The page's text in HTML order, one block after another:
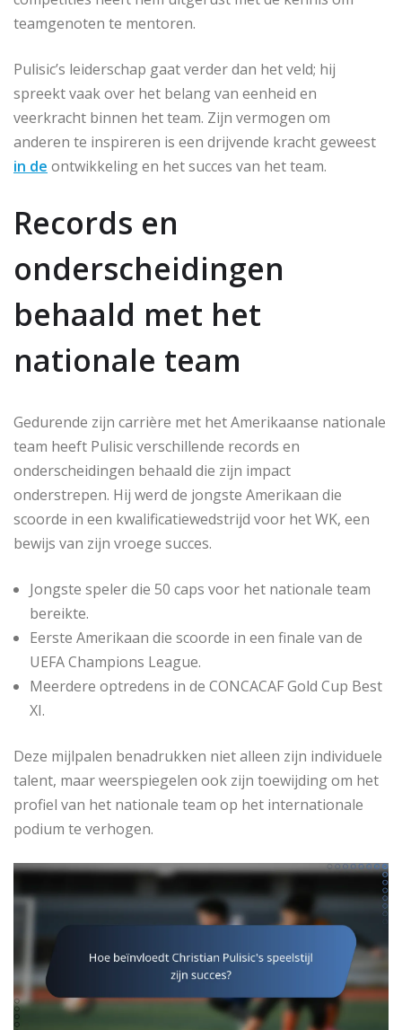
teamgenoten te mentoren.
Pulisic’s leiderschap gaat verder dan het veld; hij
spreekt vaak over het belang van eenheid en
veerkracht binnen het team. Zijn vermogen om
anderen te inspireren is een drijvende kracht geweest
in de ontwikkeling en het succes van het team.
Records en
onderscheidingen
behaald met het
nationale team
Gedurende zijn carrière met het Amerikaanse nationale
team heeft Pulisic verschillende records en
onderscheidingen behaald die zijn impact
onderstrepen. Hij werd de jongste Amerikaan die
scoorde in een kwalificatiewedstrijd voor het WK, een
bewijs van zijn vroege succes.
Jongste speler die 50 caps voor het nationale team
bereikte.
Eerste Amerikaan die scoorde in een finale van de
UEFA Champions League.
Meerdere optredens in de CONCACAF Gold Cup Best
XI.
Deze mijlpalen benadrukken niet alleen zijn individuele
talent, maar weerspiegelen ook zijn toewijding om het
profiel van het nationale team op het internationale
podium te verhogen.